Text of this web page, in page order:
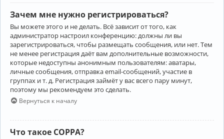
Зачем мне нужно регистрироваться?
Вы можете этого и не делать. Всё зависит от того, как
администратор настроил конференцию: должны ли вы
зарегистрироваться, чтобы размещать сообщения, или нет. Тем
не менее регистрация даёт вам дополнительные возможности,
которые недоступны анонимным пользователям: аватары,
личные сообщения, отправка email-сообщений, участие в
группах и т. д. Регистрация займёт у вас всего пару минут,
поэтому мы рекомендуем это сделать.
Вернуться к началу
Что такое COPPA?